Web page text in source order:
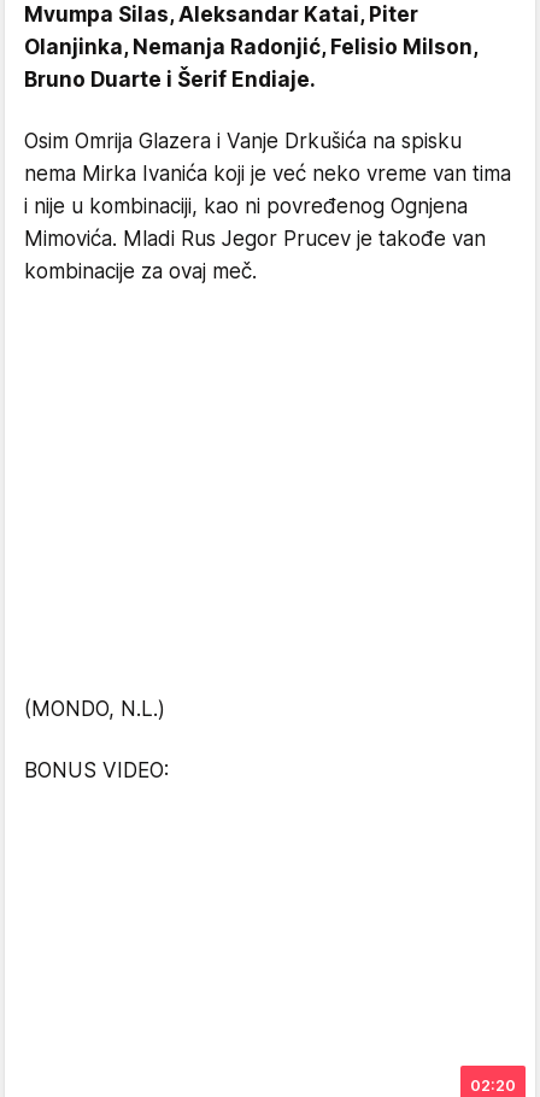
Mvumpa Silas, Aleksandar Katai, Piter
Olanjinka, Nemanja Radonjić, Felisio Milson,
Bruno Duarte i Šerif Endiaje.
Osim Omrija Glazera i Vanje Drkušića na spisku
nema Mirka Ivanića koji je već neko vreme van tima
i nije u kombinaciji, kao ni povređenog Ognjena
Mimovića. Mladi Rus Jegor Prucev je takođe van
kombinacije za ovaj meč.
(MONDO, N.L.)
BONUS VIDEO:
02:20